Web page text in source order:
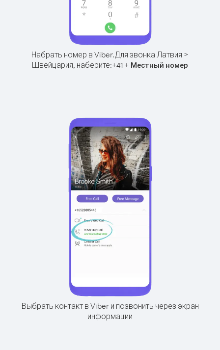
Набрать номер в Viber.Для звонка Латвия >
Швейцария, наберите:+41 + Местный номер
Выбрать контакт в Viber и позвонить через экран
информации